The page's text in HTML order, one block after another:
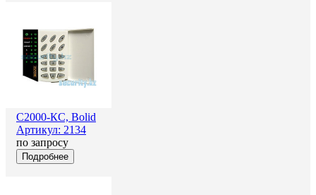
С2000-КС, Bolid
Артикул: 2134
по запросу
Подробнее